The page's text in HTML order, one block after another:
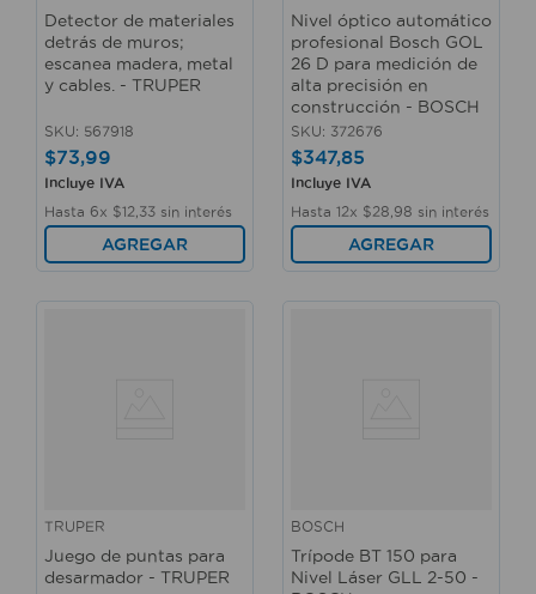
Detector de materiales
detrás de muros;
escanea madera, metal
y cables. - TRUPER
SKU: 567918
$73,99
Incluye IVA
Hasta 6x $12 33 sin interés
AGREGAR
Nivel óptico automático
profesional Bosch GOL
26 D para medición de
alta precisión en
construcción - BOSCH
SKU: 372676
$347,85
Incluye IVA
Hasta 12x $28 98 sin interés
AGREGAR
TRUPER
Juego de puntas para
desarmador - TRUPER
BOSCH
Trípode BT 150 para
Nivel Láser GLL 2-50 -